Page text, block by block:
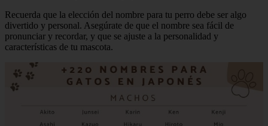
Recuerda que la elección del nombre para tu perro debe ser algo
divertido y personal. Asegúrate de que el nombre sea fácil de
pronunciar y recordar, y que se ajuste a la personalidad y
características de tu mascota.